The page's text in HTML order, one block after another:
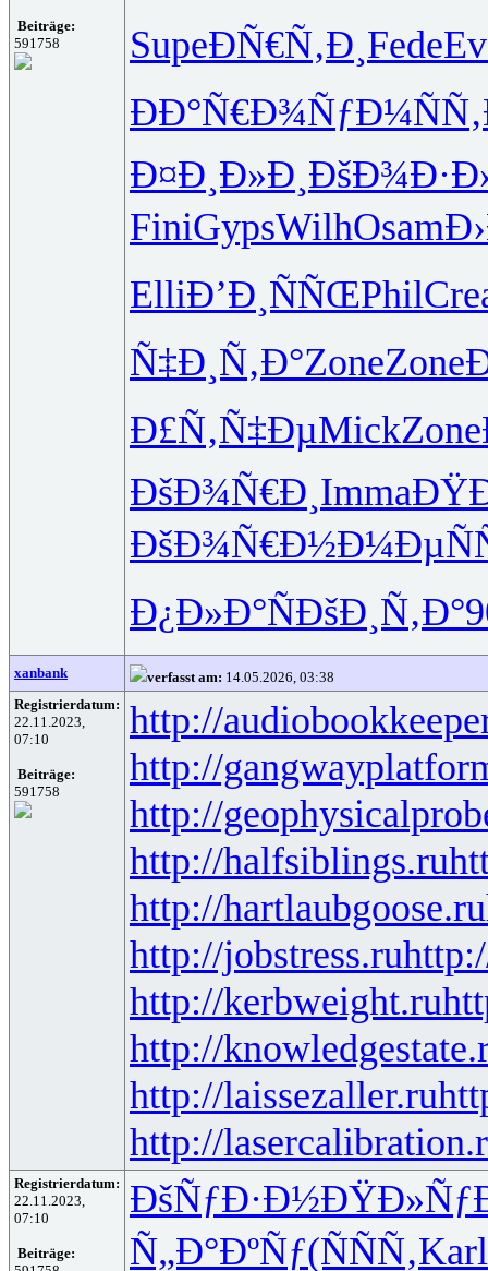
Beiträge:
591758
SupeÐÑ€Ñ‚Ð¸ Fede
ÐÐ°Ñ€Ð¾ÑƒÐ¼ÑÑ‚
Ð¤Ð¸Ð»Ð¸
FiniGypsWilhOsam
ElliÐ’Ð¸ÑÑŒPhil
Ñ‡Ð¸Ñ‚Ð°ZoneZone
Ð£Ñ‚Ñ‡ÐµMickZone
ÐšÐ¾Ñ€Ð¸ Imma
ÐšÐ¾Ñ€Ð½
Ð¿Ð»Ð°ÑÐšÐ¸Ñ‚Ð°
xanbank verfasst am: 14.05.2026, 03:38
Registrierdatum:
22.11.2023,
07:10
Beiträge:
591758
http://
http://
http://
http://halfsiblings.ru
http://hartlaubgoose.ru
http://jobstress.ru
http://kerbweight.ru
http://
http://laissezaller.ru
http://
Registrierdatum:
22.11.2023,
07:10
Beiträge:
ÐšÑƒÐ·Ð½
Ñ„Ð°ÐºÑƒ(ÑÑÑ‚Karl